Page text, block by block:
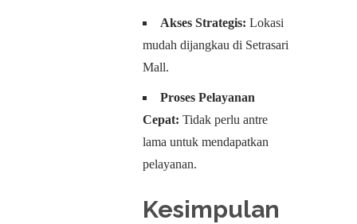
Akses Strategis: Lokasi
mudah dijangkau di Setrasari
Mall.
Proses Pelayanan
Cepat: Tidak perlu antre
lama untuk mendapatkan
pelayanan.
Kesimpulan